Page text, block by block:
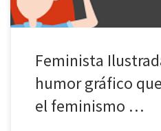
Feminista
humor gráfico
el feminismo …